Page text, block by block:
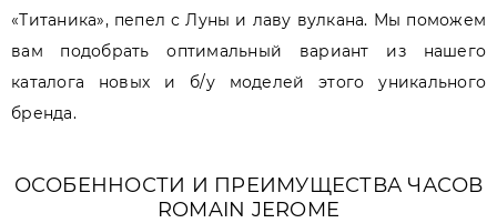
«Титаника», пепел с Луны и лаву вулкана. Мы поможем
вам подобрать оптимальный вариант из нашего
каталога новых и б/у моделей этого уникального
бренда.
ОСОБЕННОСТИ И ПРЕИМУЩЕСТВА ЧАСОВ
ROMAIN JEROME